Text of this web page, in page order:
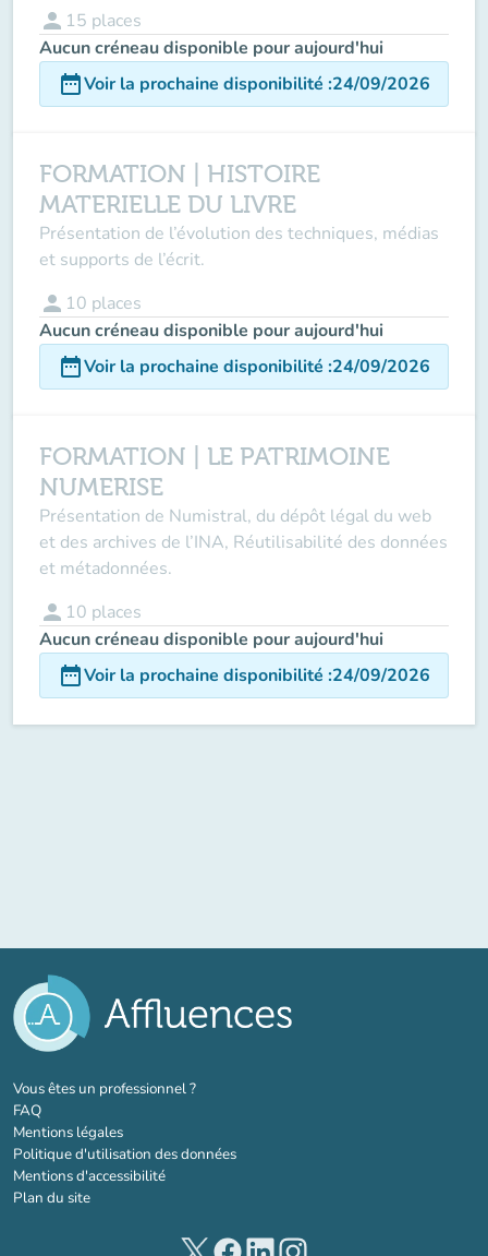
person 15 places
Aucun créneau disponible pour aujourd'hui
date_rangeVoir la prochaine disponibilité :24/09/2026
FORMATION | HISTOIRE
MATERIELLE DU LIVRE
Présentation de l’évolution des techniques, médias
et supports de l’écrit.
person 10 places
Aucun créneau disponible pour aujourd'hui
date_rangeVoir la prochaine disponibilité :24/09/2026
FORMATION | LE PATRIMOINE
NUMERISE
Présentation de Numistral, du dépôt légal du web
et des archives de l’INA, Réutilisabilité des données
et métadonnées.
person 10 places
Aucun créneau disponible pour aujourd'hui
date_rangeVoir la prochaine disponibilité :24/09/2026
Vous êtes un professionnel ?(nouvel onglet)
FAQ
Mentions légales
Politique d'utilisation des données
Mentions d'accessibilité
Plan du site
(nouvel onglet)
(nouvel onglet)
(nouvel onglet)